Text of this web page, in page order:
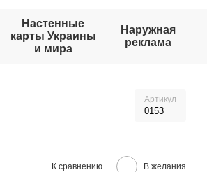
Настенные
карты Украины
и мира
Наружная
реклама
Артикул
0153
К сравнению В желания